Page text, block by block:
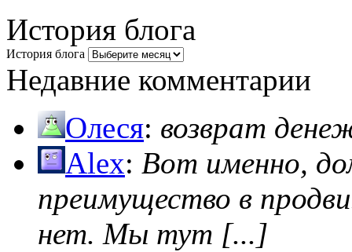
История блога
История блога
Недавние комментарии
Олеся: возврат
Alex: Вот именно,
преимущество в
нет. Мы тут [...]